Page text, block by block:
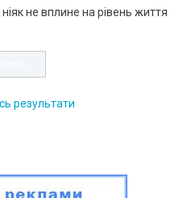
не вплине на рівень життя
результати